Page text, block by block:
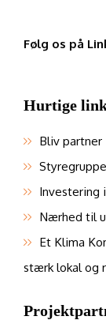
Følg os på
Hurtige
Bliv partner
Investering
Nærhed til
Et Klima
stærk lokal og